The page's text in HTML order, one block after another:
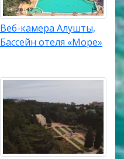
Веб-камера Алушты,
Бассейн отеля «Море»